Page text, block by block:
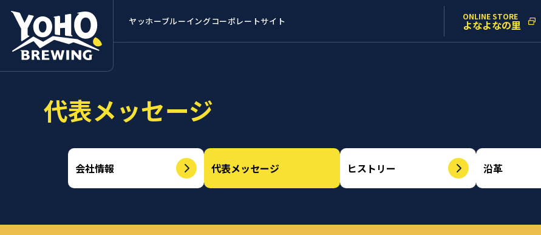
ヤッホーブルーイングコーポレートサイト ONLINE STORE
よなよなの里
代表メッセージ
会社情報 代表メッセージ ヒストリー 沿革